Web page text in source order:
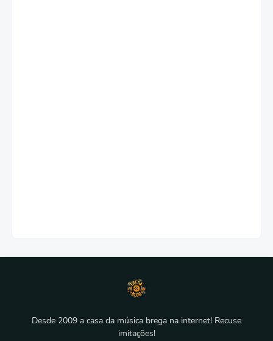
Desde 2009 a casa da música brega na internet! Recuse
imitações!